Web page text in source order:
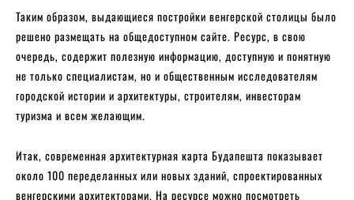
Таким образом, выдающиеся постройки венгерской столицы было
решено размещать на общедоступном сайте. Ресурс, в свою
очередь, содержит полезную информацию, доступную и понятную
не только специалистам, но и общественным исследователям
городской истории и архитектуры, строителям, инвесторам
туризма и всем желающим.
Итак, современная архитектурная карта Будапешта показывает
около 100 переделанных или новых зданий, спроектированных
венгерскими архитекторами. На ресурсе можно посмотреть